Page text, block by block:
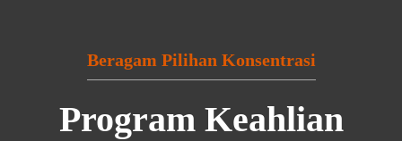
Beragam Pilihan Konsentrasi
Program Keahlian